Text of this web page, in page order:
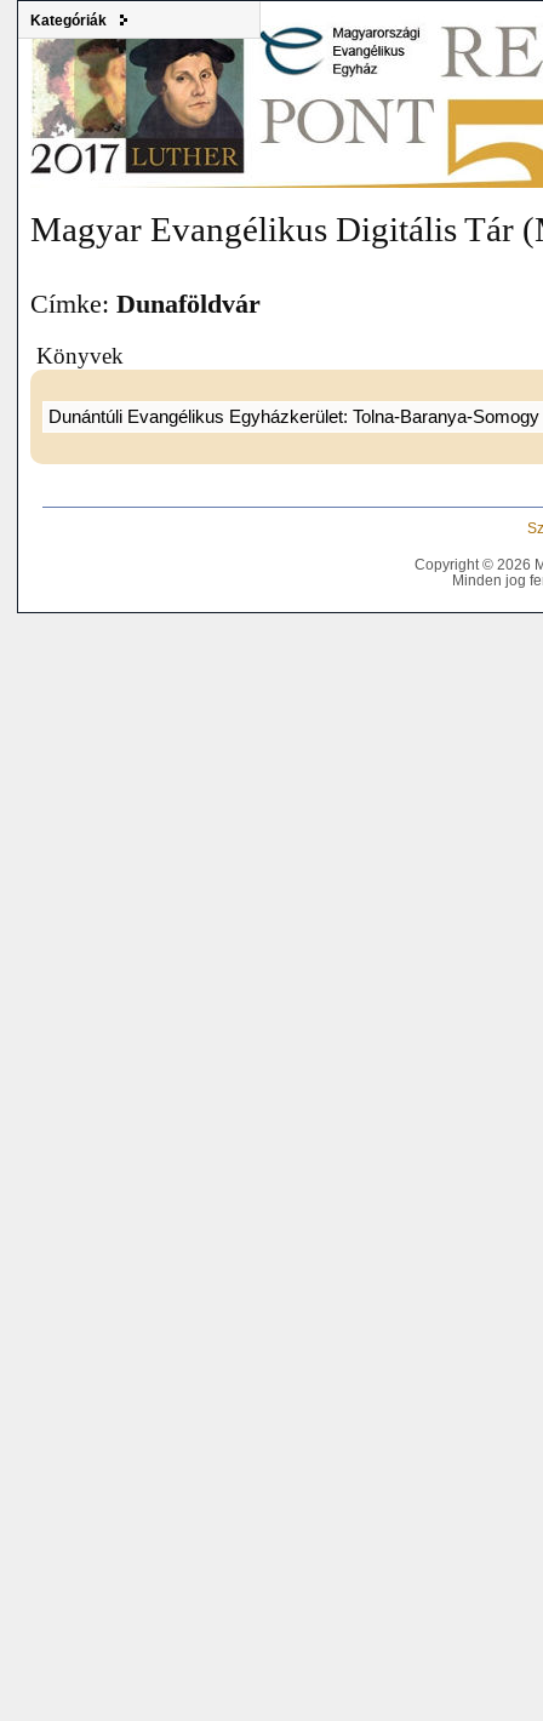
Kategóriák
Magyar Evangélikus Digitális Tár
Címke: Dunaföldvár
Könyvek
Dunántúli Evangélikus Egyházkerület: Tolna-Baranya-
Copyright © 2026
Minden jog